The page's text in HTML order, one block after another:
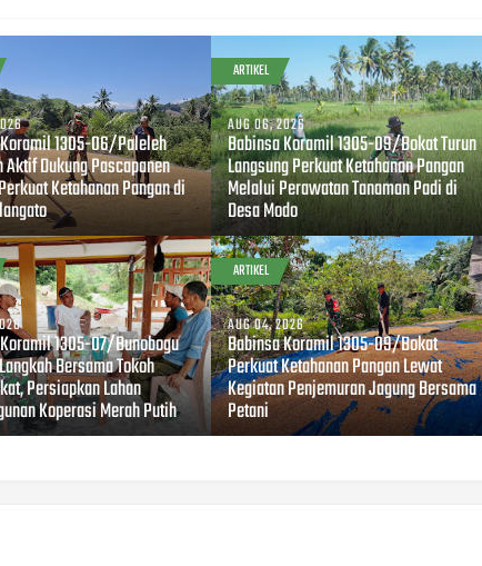
1305-06/Paleleh
Aktif Dukung Pascapanen
Ketahanan Pangan di
ARTIKEL
AUG 06, 2026
Babinsa Koramil 1305-09/Bokat Turun
Langsung Perkuat Ketahanan Pangan
Melalui Perawatan Tanaman Padi di
Desa Modo
1305-07/Bunobogu
Bersama Tokoh
Persiapkan Lahan
Koperasi Merah Putih
ARTIKEL
AUG 04, 2026
Babinsa Koramil 1305-09/Bokat
Perkuat Ketahanan Pangan Lewat
Kegiatan Penjemuran Jagung Bersama
Petani